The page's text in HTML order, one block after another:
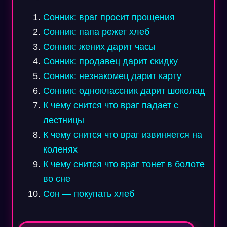
Сонник: враг просит прощения
Сонник: папа режет хлеб
Сонник: жених дарит часы
Сонник: продавец дарит скидку
Сонник: незнакомец дарит карту
Сонник: одноклассник дарит шоколад
К чему снится что враг падает с
лестницы
К чему снится что враг извиняется на
коленях
К чему снится что враг тонет в болоте
во сне
Сон — покупать хлеб